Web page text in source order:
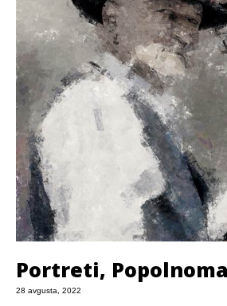
Portreti,
28 avgusta, 2022